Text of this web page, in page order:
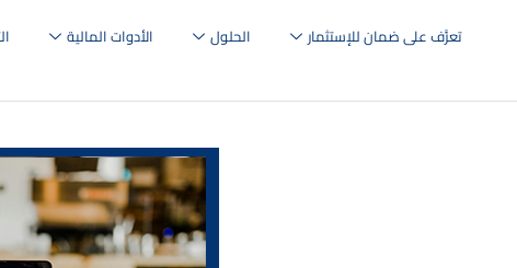
تعرَّف على ضمان للإستثمار الحلول الأدوات المالية